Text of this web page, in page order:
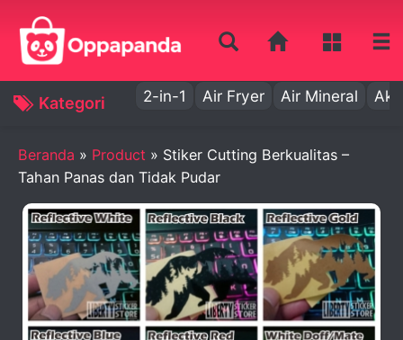
Kategori 2-in-1 Air Fryer Air Mineral Aki
Beranda » Product » Stiker Cutting Berkualitas –
Tahan Panas dan Tidak Pudar